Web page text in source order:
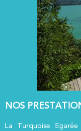
NOS
La Turquoise